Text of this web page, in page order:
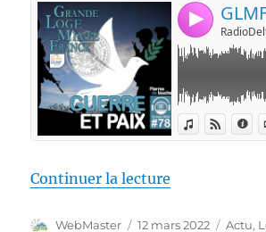
Continuer la lecture
Auteur
WebMaster
Publié
12 mars 2022 Actu,